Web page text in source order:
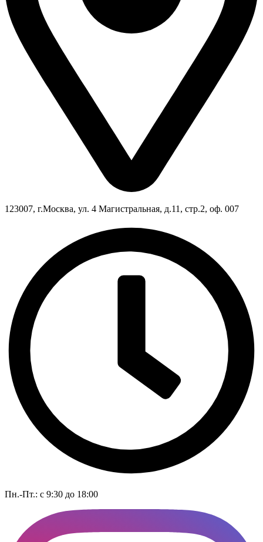
123007, г.Москва, ул. 4 Магистральная, д.11, стр.2, оф. 007
Пн.-Пт.: с 9:30 до 18:00